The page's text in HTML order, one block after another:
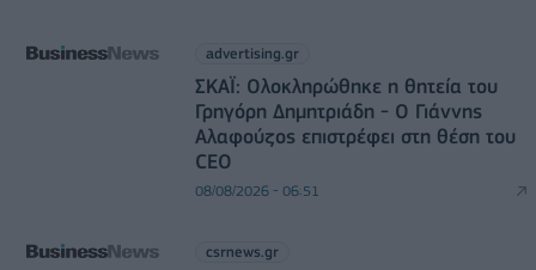
advertising.gr
ΣΚΑΪ: Ολοκληρώθηκε η θητεία του
Γρηγόρη Δημητριάδη - Ο Γιάννης
Αλαφούζος επιστρέφει στη θέση του
CEO
08/08/2026 - 06:51
csrnews.gr